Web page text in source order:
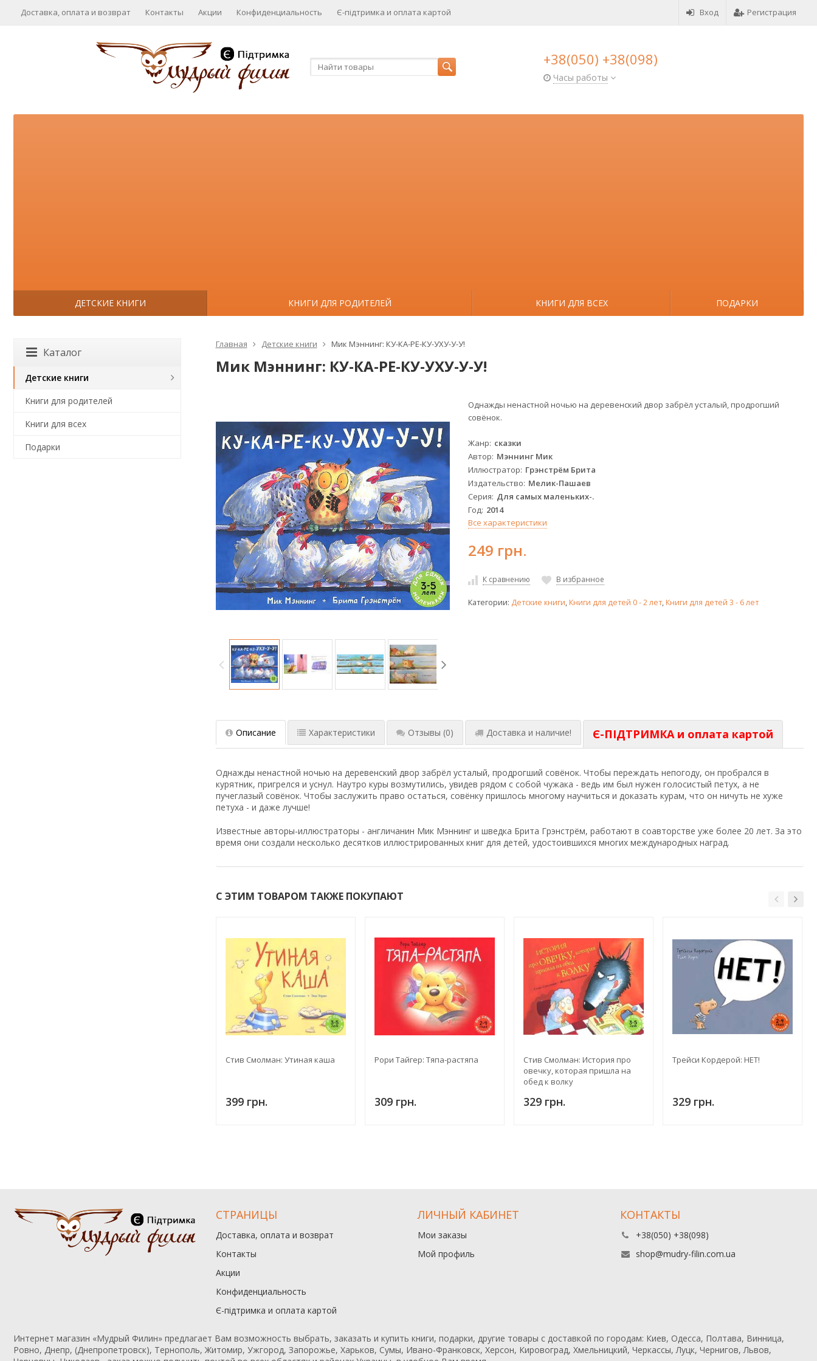
Вход Регистрация
Доставка, оплата и возврат Контакты Акции Конфиденциальность Є-підтримка и оплата картой
+38(050) +38(098)
Часы работы
ДЕТСКИЕ КНИГИ КНИГИ ДЛЯ РОДИТЕЛЕЙ КНИГИ ДЛЯ ВСЕХ ПОДАРКИ
Главная Детские книги Мик Мэннинг: КУ-КА-РЕ-КУ-УХУ-У-У!
Мик Мэннинг: КУ-КА-РЕ-КУ-УХУ-У-У!
Однажды ненастной ночью на деревенский двор забрёл усталый, продрогший
совёнок.
Жанр сказки
Автор Мэннинг Мик
Иллюстратор Грэнстрём Брита
Издательство Мелик-Пашаев
Серия Для самых маленьких-.
Год 2014
Все характеристики
249 грн.
К сравнению В избранное
Категории: Детские книги,Книги для детей 0 - 2 лет,Книги для детей 3 - 6 лет
Описание Характеристики Отзывы (0) Доставка и наличие! Є-ПІДТРИМКА и оплата картой
Однажды ненастной ночью на деревенский двор забрёл усталый, продрогший совёнок. Чтобы переждать непогоду, он пробрался в
курятник, пригрелся и уснул. Наутро куры возмутились, увидев рядом с собой чужака - ведь им был нужен голосистый петух, а не
пучеглазый совёнок. Чтобы заслужить право остаться, совёнку пришлось многому научиться и доказать курам, что он ничуть не хуже
петуха - и даже лучше!
Известные авторы-иллюстраторы - англичанин Мик Мэннинг и шведка Брита Грэнстрём, работают в соавторстве уже более 20 лет. За это
время они создали несколько десятков иллюстрированных книг для детей, удостоившихся многих международных наград.
С ЭТИМ ТОВАРОМ ТАКЖЕ ПОКУПАЮТ
Стив Смолман: Утиная каша
399 грн.
Рори Тайгер: Тяпа-растяпа
309 грн.
Стив Смолман: История про
овечку, которая пришла на
обед к волку
329 грн.
Трейси Кордерой: НЕТ!
329 грн.
Каталог
Детские книги
Книги для родителей
Книги для всех
Подарки
СТРАНИЦЫ
Доставка, оплата и возврат
Контакты
Акции
Конфиденциальность
Є-підтримка и оплата картой
ЛИЧНЫЙ КАБИНЕТ
Мои заказы
Мой профиль
КОНТАКТЫ
+38(050) +38(098)
shop@mudry-filin.com.ua
Интернет магазин «Мудрый Филин» предлагает Вам возможность выбрать, заказать и купить книги, подарки, другие товары с доставкой по городам: Киев, Одесса, Полтава, Винница,
Ровно, Днепр, (Днепропетровск), Тернополь, Житомир, Ужгород, Запорожье, Харьков, Сумы, Ивано-Франковск, Херсон, Кировоград, Хмельницкий, Черкассы, Луцк, Чернигов, Львов,